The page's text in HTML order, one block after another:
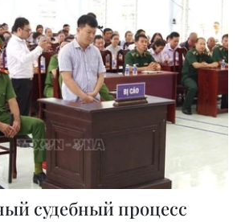
судебный процесс